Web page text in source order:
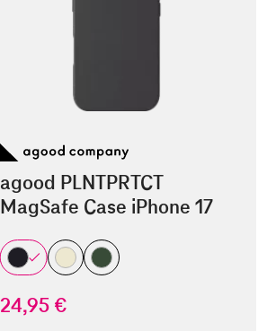
agood PLNTPRTCT
MagSafe Case iPhone 17
24,95 €